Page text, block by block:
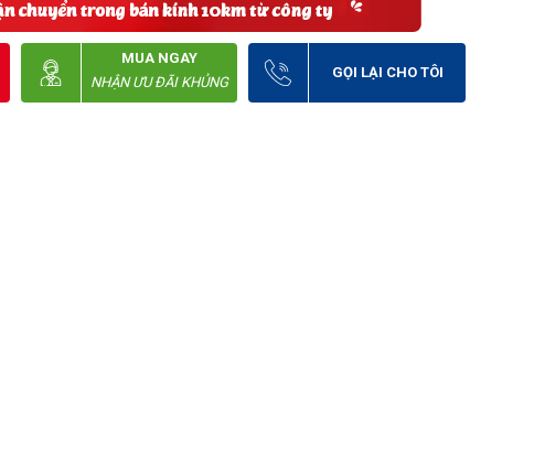
MUA NGAY
NHẬN ƯU ĐÃI KHỦNG
GỌI LẠI CHO TÔI